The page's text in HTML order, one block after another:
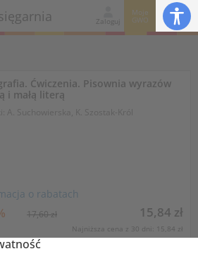
Zaloguj
Moje
GWO
o rabatach
17,60 zł 15,84 zł
Najniższa cena z 30 dni: 15,84 zł
Ćwiczenia. Pisownia wyrazów
i małą literą
A. Suchowierska, K. Szostak-Król